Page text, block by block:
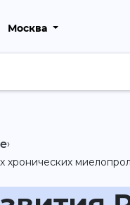
Москва
›
хронических